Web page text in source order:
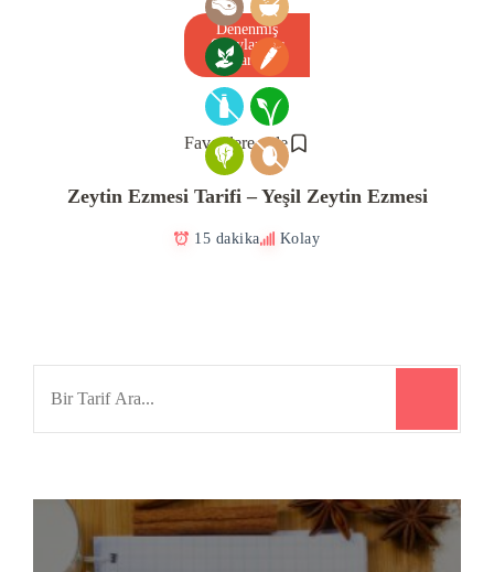
Favorilere ekle
Denenmiş
Onaylanmış
Tarif
Zeytin Ezmesi Tarifi – Yeşil Zeytin Ezmesi
15 dakika Kolay